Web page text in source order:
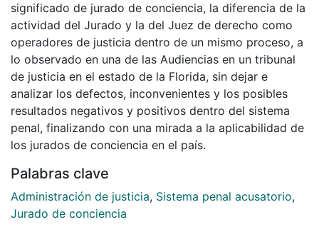
significado de jurado de conciencia, la diferencia de la
actividad del Jurado y la del Juez de derecho como
operadores de justicia dentro de un mismo proceso, a
lo observado en una de las Audiencias en un tribunal
de justicia en el estado de la Florida, sin dejar e
analizar los defectos, inconvenientes y los posibles
resultados negativos y positivos dentro del sistema
penal, finalizando con una mirada a la aplicabilidad de
los jurados de conciencia en el país.
Palabras clave
Administración de justicia, Sistema penal acusatorio,
Jurado de conciencia